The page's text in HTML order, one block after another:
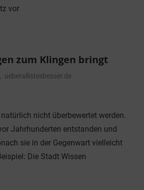
vor
zum Klingen bringt
ueberallistesbesser.de
nicht überbewertet werden.
Jahrhunderten entstanden und
sie in der Gegenwart vielleicht
Die Stadt Wissen